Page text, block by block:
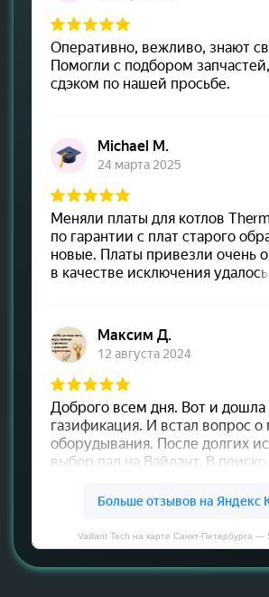
Vaillant Tech на карте Санкт‑Петербурга —